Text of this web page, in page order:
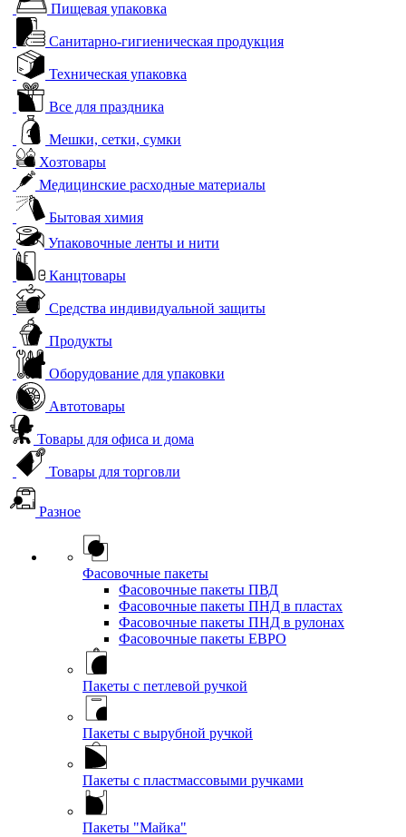
Пищевая упаковка
Санитарно-гигиеническая продукция
Техническая упаковка
Все для праздника
Мешки, сетки, сумки
Хозтовары
Медицинские расходные материалы
Бытовая химия
Упаковочные ленты и нити
Канцтовары
Средства индивидуальной защиты
Продукты
Оборудование для упаковки
Автотовары
Товары для офиса и дома
Товары для торговли
Разное
Фасовочные пакеты
Фасовочные пакеты ПВД
Фасовочные пакеты ПНД в пластах
Фасовочные пакеты ПНД в рулонах
Фасовочные пакеты ЕВРО
Пакеты с петлевой ручкой
Пакеты с вырубной ручкой
Пакеты с пластмассовыми ручками
Пакеты "Майка"